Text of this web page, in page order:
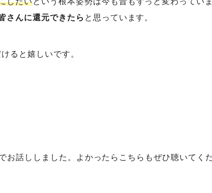
さんに還元できたら と思っています。
ると嬉しいです。
お話ししました。よかったらこちらもぜひ聴いてく